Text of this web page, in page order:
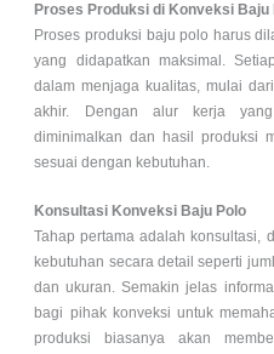
Proses Produksi di Konveksi Baju
Proses produksi baju polo harus
yang didapatkan maksimal.
dalam menjaga kualitas, mulai
akhir. Dengan alur kerja
diminimalkan dan hasil produksi
sesuai dengan kebutuhan.
Konsultasi Konveksi Baju Polo
Tahap pertama adalah konsultasi,
kebutuhan secara detail seperti
dan ukuran. Semakin jelas
bagi pihak konveksi untuk
produksi biasanya akan